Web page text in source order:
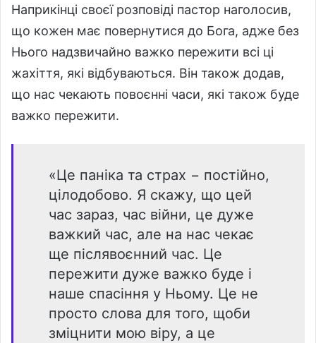
Наприкінці своєї розповіді пастор наголосив,
що кожен має повернутися до Бога, адже без
Нього надзвичайно важко пережити всі ці
жахіття, які відбуваються. Він також додав,
що нас чекають повоєнні часи, які також буде
важко пережити.
«Це паніка та страх − постійно,
цілодобово. Я скажу, що цей
час зараз, час війни, це дуже
важкий час, але на нас чекає
ще післявоєнний час. Це
пережити дуже важко буде і
наше спасіння у Ньому. Це не
просто слова для того, щоби
зміцнити мою віру, а це